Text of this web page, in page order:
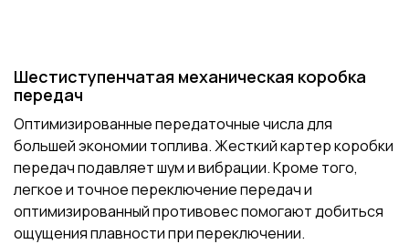
Шестиступенчатая механическая коробка
передач
Оптимизированные передаточные числа для
большей экономии топлива. Жесткий картер коробки
передач подавляет шум и вибрации. Кроме того,
легкое и точное переключение передач и
оптимизированный противовес помогают добиться
ощущения плавности при переключении.